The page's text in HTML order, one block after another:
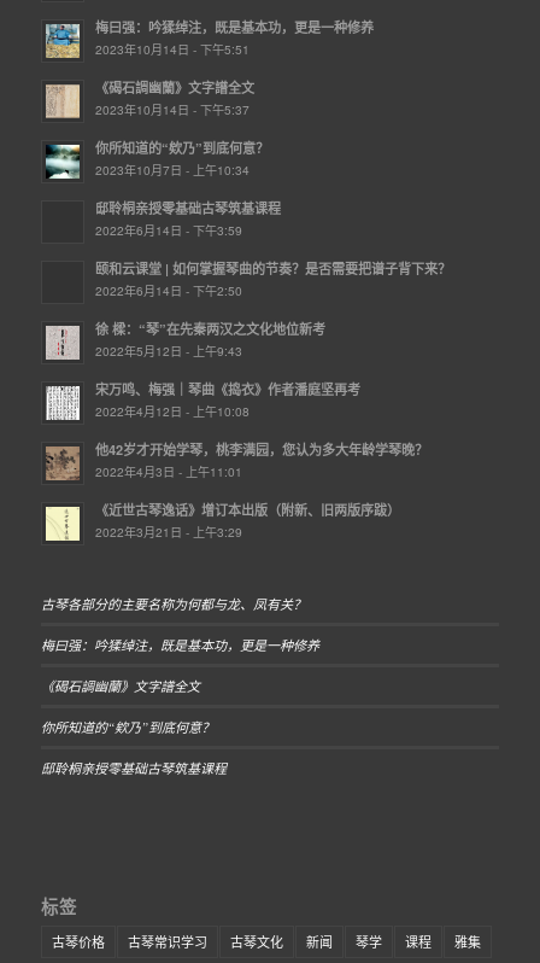
梅曰强：吟猱绰注，既是基本功，更是一种修养
2023年10月14日 - 下午5:51
《碣石調幽蘭》文字譜全文
2023年10月14日 - 下午5:37
你所知道的“欸乃”到底何意？
2023年10月7日 - 上午10:34
邸聆桐亲授零基础古琴筑基课程
2022年6月14日 - 下午3:59
颐和云课堂 | ​如何掌握琴曲的节奏？是否需要把谱子背下来？
2022年6月14日 - 下午2:50
徐 樑：“琴”在先秦两汉之文化地位新考
2022年5月12日 - 上午9:43
宋万鸣、梅强｜琴曲《捣衣》作者潘庭坚再考
2022年4月12日 - 上午10:08
他42岁才开始学琴，桃李满园，您认为多大年龄学琴晚？
2022年4月3日 - 上午11:01
《近世古琴逸话》增订本出版（附新、旧两版序跋）
2022年3月21日 - 上午3:29
古琴各部分的主要名称为何都与龙、凤有关？
梅曰强：吟猱绰注，既是基本功，更是一种修养
《碣石調幽蘭》文字譜全文
你所知道的“欸乃”到底何意？
邸聆桐亲授零基础古琴筑基课程
标签
古琴价格 古琴常识学习 古琴文化 新闻 琴学 课程 雅集